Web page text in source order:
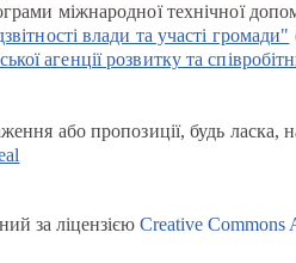
міжнародної технічної
влади та участі громади"
агенції розвитку та
або пропозиції, будь ласка,
за ліцензією Creative Commons